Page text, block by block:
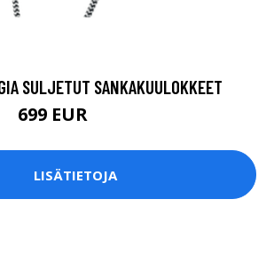
SULJETUT SANKAKUULOKKEET
699 EUR
LISÄTIETOJA